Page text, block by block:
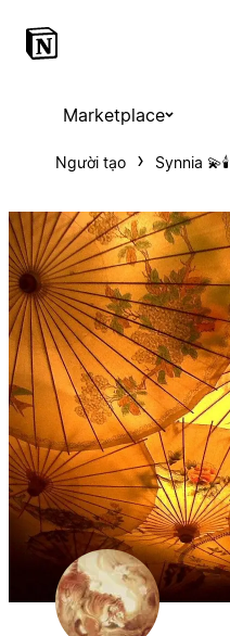
Marketplace
Người tạo Synnia 💫🕯️